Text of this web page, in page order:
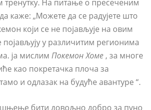
тренутку. На питање о пресеченим
каже: „Можете да се радујете што
који се не појављује на овим
појављују у различитим регионима
ја мислим Покемон Хоме , за многе
као покретачка плоча за
и одлазак на будуће авантуре “.
бити довољно добро за пуно